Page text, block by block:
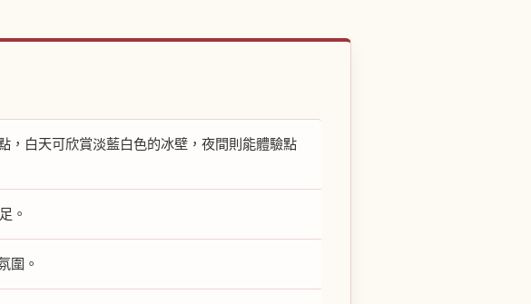
，白天可欣賞淡藍白色的冰壁，夜間則能體驗點
。
圍。